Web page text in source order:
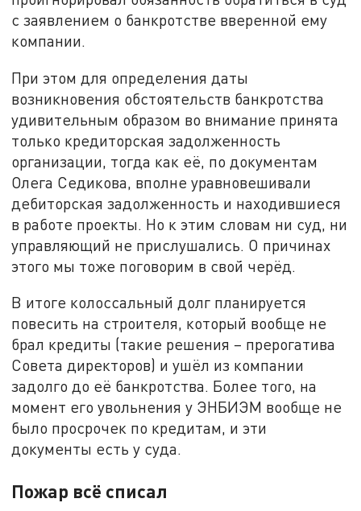
с заявлением о банкротстве вверенной ему
компании.
При этом для определения даты
возникновения обстоятельств банкротства
удивительным образом во внимание принята
только кредиторская задолженность
организации, тогда как её, по документам
Олега Седикова, вполне уравновешивали
дебиторская задолженность и находившиеся
в работе проекты. Но к этим словам ни суд, ни
управляющий не прислушались. О причинах
этого мы тоже поговорим в свой черёд.
В итоге колоссальный долг планируется
повесить на строителя, который вообще не
брал кредиты (такие решения – прерогатива
Совета директоров) и ушёл из компании
задолго до её банкротства. Более того, на
момент его увольнения у ЭНБИЭМ вообще не
было просрочек по кредитам, и эти
документы есть у суда.
Пожар всё списал